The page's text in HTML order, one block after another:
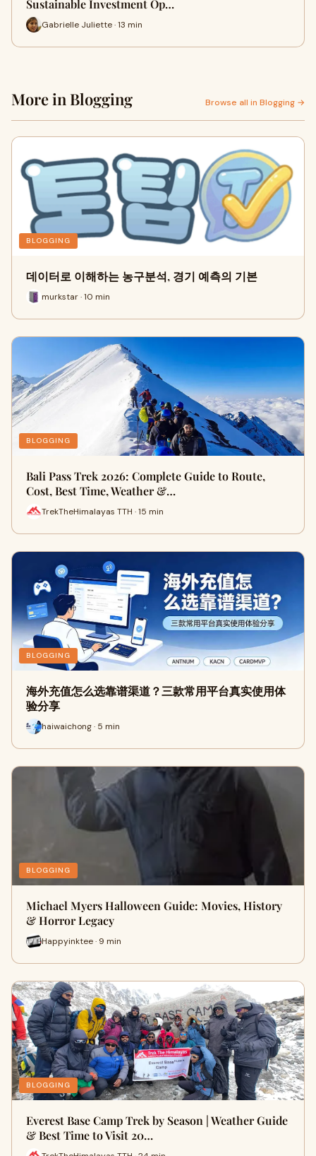
Sustainable Investment Op…
Gabrielle Juliette · 13 min
More in Blogging Browse all in Blogging →
BLOGGING
데이터로 이해하는 농구분석, 경기 예측의 기본
murkstar · 10 min
BLOGGING
Bali Pass Trek 2026: Complete Guide to Route,
Cost, Best Time, Weather &…
TrekTheHimalayas TTH · 15 min
BLOGGING
海外充值怎么选靠谱渠道？三款常用平台真实使用体
验分享
haiwaichong · 5 min
BLOGGING
Michael Myers Halloween Guide: Movies, History
& Horror Legacy
Happyinktee · 9 min
BLOGGING
Everest Base Camp Trek by Season | Weather Guide
& Best Time to Visit 20…